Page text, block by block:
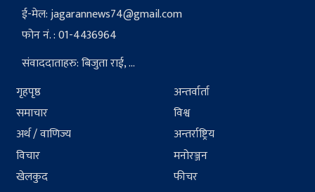
ई-मेल:jagarannews74@gmail.com
फोन नं. : 01-4436964
संवाददाताहरु: बिजुता राई, ...
गृहपृष्ठ
समाचार
अर्थ / वाणिज्य
विचार
खेलकुद
अन्तर्वार्ता
विश्व
अन्तर्राष्ट्रिय
मनोरञ्जन
फीचर